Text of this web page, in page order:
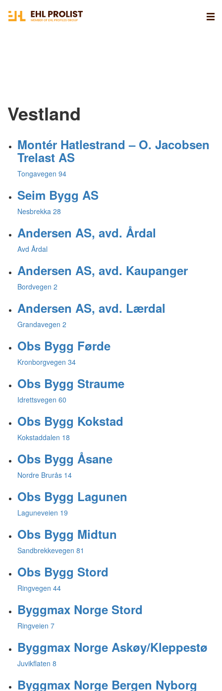
Vestland
Montér Hatlestrand – O. Jacobsen
Trelast AS
Tongavegen 94
Seim Bygg AS
Nesbrekka 28
Andersen AS, avd. Årdal
Avd Årdal
Andersen AS, avd. Kaupanger
Bordvegen 2
Andersen AS, avd. Lærdal
Grandavegen 2
Obs Bygg Førde
Kronborgvegen 34
Obs Bygg Straume
Idrettsvegen 60
Obs Bygg Kokstad
Kokstaddalen 18
Obs Bygg Åsane
Nordre Brurås 14
Obs Bygg Lagunen
Laguneveien 19
Obs Bygg Midtun
Sandbrekkevegen 81
Obs Bygg Stord
Ringvegen 44
Byggmax Norge Stord
Ringveien 7
Byggmax Norge Askøy/Kleppestø
Juvikflaten 8
Byggmax Norge Bergen Nyborg